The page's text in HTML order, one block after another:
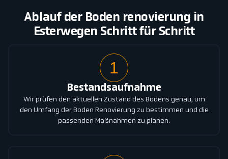
Ablauf der Boden renovierung in
Esterwegen Schritt für Schritt
1
Bestandsaufnahme
Wir prüfen den aktuellen Zustand des Bodens genau, um
den Umfang der Boden Renovierung zu bestimmen und die
passenden Maßnahmen zu planen.